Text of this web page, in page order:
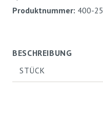
Produktnummer: 400-25
BESCHREIBUNG
STÜCK